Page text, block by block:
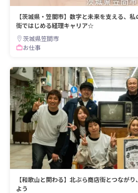
【茨城県・笠間市】数字と未来を支える、
街ではじめる経理キャリア☆
茨城県笠間市
お仕事
【和歌山と関わる】北ぶら商店街とつなが
よう